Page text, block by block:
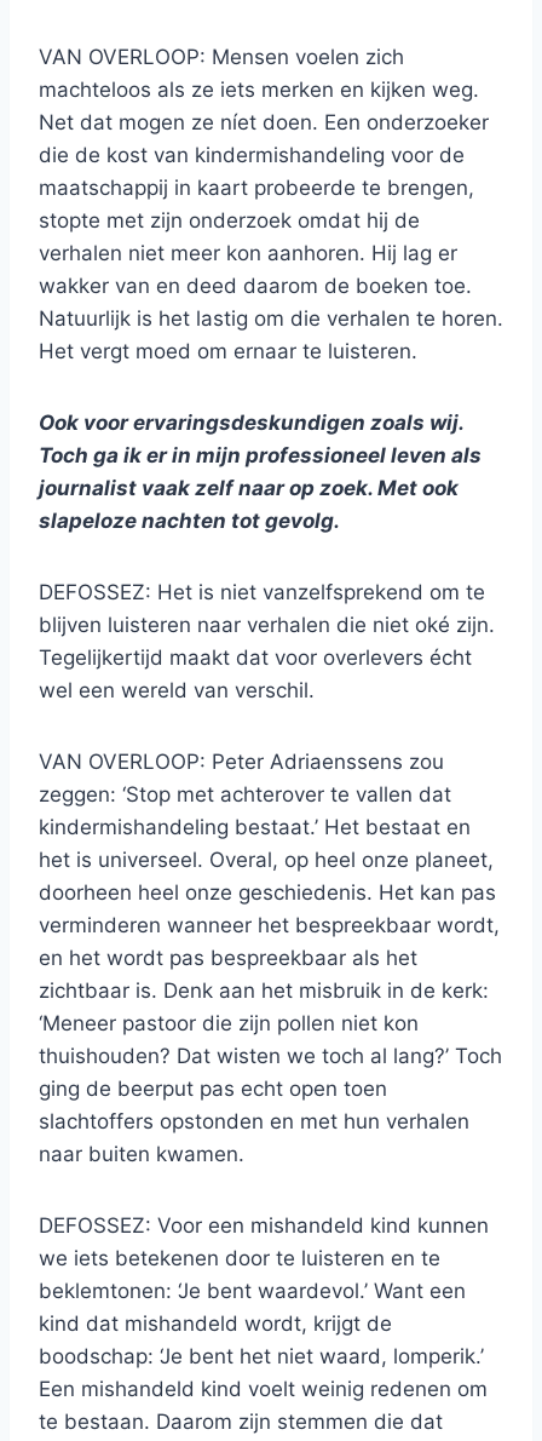
VAN OVERLOOP: Mensen voelen zich
machteloos als ze iets merken en kijken weg.
Net dat mogen ze níet doen. Een onderzoeker
die de kost van kindermishandeling voor de
maatschappij in kaart probeerde te brengen,
stopte met zijn onderzoek omdat hij de
verhalen niet meer kon aanhoren. Hij lag er
wakker van en deed daarom de boeken toe.
Natuurlijk is het lastig om die verhalen te horen.
Het vergt moed om ernaar te luisteren.
Ook voor ervaringsdeskundigen zoals wij.
Toch ga ik er in mijn professioneel leven als
journalist vaak zelf naar op zoek. Met ook
slapeloze nachten tot gevolg.
DEFOSSEZ: Het is niet vanzelfsprekend om te
blijven luisteren naar verhalen die niet oké zijn.
Tegelijkertijd maakt dat voor overlevers écht
wel een wereld van verschil.
VAN OVERLOOP: Peter Adriaenssens zou
zeggen: ‘Stop met achterover te vallen dat
kindermishandeling bestaat.’ Het bestaat en
het is universeel. Overal, op heel onze planeet,
doorheen heel onze geschiedenis. Het kan pas
verminderen wanneer het bespreekbaar wordt,
en het wordt pas bespreekbaar als het
zichtbaar is. Denk aan het misbruik in de kerk:
‘Meneer pastoor die zijn pollen niet kon
thuishouden? Dat wisten we toch al lang?’ Toch
ging de beerput pas echt open toen
slachtoffers opstonden en met hun verhalen
naar buiten kwamen.
DEFOSSEZ: Voor een mishandeld kind kunnen
we iets betekenen door te luisteren en te
beklemtonen: ‘Je bent waardevol.’ Want een
kind dat mishandeld wordt, krijgt de
boodschap: ‘Je bent het niet waard, lomperik.’
Een mishandeld kind voelt weinig redenen om
te bestaan. Daarom zijn stemmen die dat